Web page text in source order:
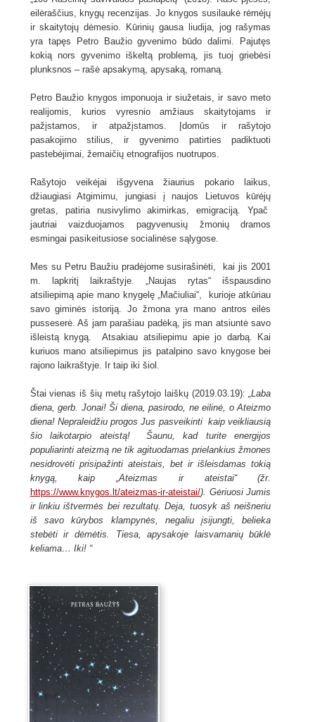
eilėraščius, knygų recenzijas. Jo knygos susilaukė rėmėjų
ir skaitytojų dėmesio. Kūrinių gausa liudija, jog rašymas
yra tapęs Petro Baužio gyvenimo būdo dalimi. Pajutęs
kokią nors gyvenimo iškeltą problemą, jis tuoj griebėsi
plunksnos – rašė apsakymą, apysaką, romaną.
Petro Baužio knygos imponuoja ir siužetais, ir savo meto
realijomis, kurios vyresnio amžiaus skaitytojams ir
pažįstamos, ir atpažįstamos. Įdomūs ir rašytojo
pasakojimo stilius, ir gyvenimo patirties padiktuoti
pastebėjimai, žemaičių etnografijos nuotrupos.
Rašytojo veikėjai išgyvena žiaurius pokario laikus,
džiaugiasi Atgimimu, jungiasi į naujos Lietuvos kūrėjų
gretas, patiria nusivylimo akimirkas, emigraciją. Ypač
jautriai vaizduojamos pagyvenusių žmonių dramos
esmingai pasikeitusiose socialinėse sąlygose.
Mes su Petru Baužiu pradėjome susirašinėti, kai jis 2001
m. lapkritį laikraštyje. „Naujas rytas“ išspausdino
atsiliepimą apie mano knygelę „Mačiuliai“, kurioje atkūriau
savo giminės istoriją. Jo žmona yra mano antros eilės
pusseserė. Aš jam parašiau padėką, jis man atsiuntė savo
išleistą knygą. Atsakiau atsiliepimu apie jo darbą. Kai
kuriuos mano atsiliepimus jis patalpino savo knygose bei
rajono laikraštyje. Ir taip iki šiol.
Štai vienas iš šių metų rašytojo laiškų (2019.03.19): „Laba
diena, gerb. Jonai! Ši diena, pasirodo, ne eilinė, o Ateizmo
diena! Nepraleidžiu progos Jus pasveikinti kaip veikliausią
šio laikotarpio ateistą! Šaunu, kad turite energijos
populiarinti ateizmą ne tik agituodamas prielankius žmones
nesidrovėti prisipažinti ateistais, bet ir išleisdamas tokią
knygą, kaip „Ateizmas ir ateistai“ (žr.
https://www.knygos.lt/ateizmas-ir-ateistai/). Gėriuosi Jumis
ir linkiu ištvermės bei rezultatų. Deja, tuosyk aš neišneriu
iš savo kūrybos klampynės, negaliu įsijungti, belieka
stebėti ir dėmėtis. Tiesa, apysakoje laisvamanių būklė
keliama… Iki!“